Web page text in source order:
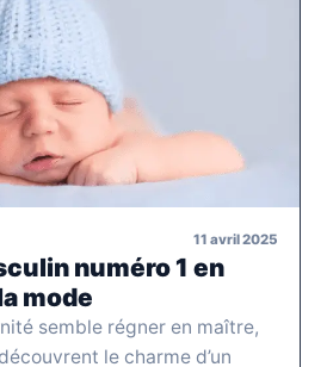
11 avril 2025
numéro 1 en
mode
semble régner en maître,
le charme d’un